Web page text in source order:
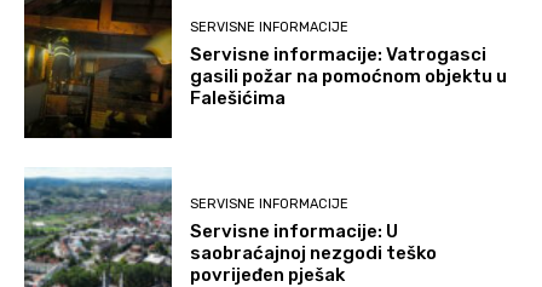
SERVISNE INFORMACIJE
Servisne informacije: Vatrogasci
gasili požar na pomoćnom objektu u
Falešićima
SERVISNE INFORMACIJE
Servisne informacije: U
saobraćajnoj nezgodi teško
povrijeđen pješak